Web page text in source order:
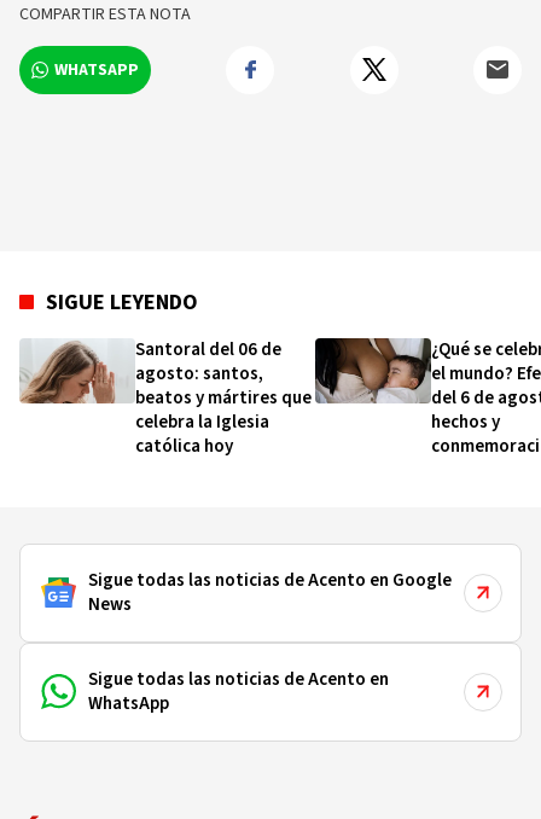
COMPARTIR ESTA NOTA
WHATSAPP
SIGUE LEYENDO
Santoral del 06 de
agosto: santos,
beatos y mártires que
celebra la Iglesia
católica hoy
¿Qué se
el mundo?
del 6 de
hechos y
Sigue todas las noticias de Acento en Google
News
Sigue todas las noticias de Acento en
WhatsApp